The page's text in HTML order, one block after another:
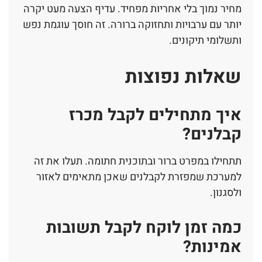
מחיר נמוך בלי אחריות מפחיד. עדיף הצעה מעט יקרה
יותר עם ערבויות ותחזוקה ברורה. זה חוסך עוגמת נפש
ותשלומי תיקונים.
שאלות נפוצות
איך מתחילים לקבל מכרז
קבלנים?
תתחילו במפרט ברור ובתוכנית חתומה. תעלו את זה
למערכת שמפזרת לקבלנים שאכן מתאימים לאזור
ולסגנון.
כמה זמן לוקח לקבל תשובות
אמינות?